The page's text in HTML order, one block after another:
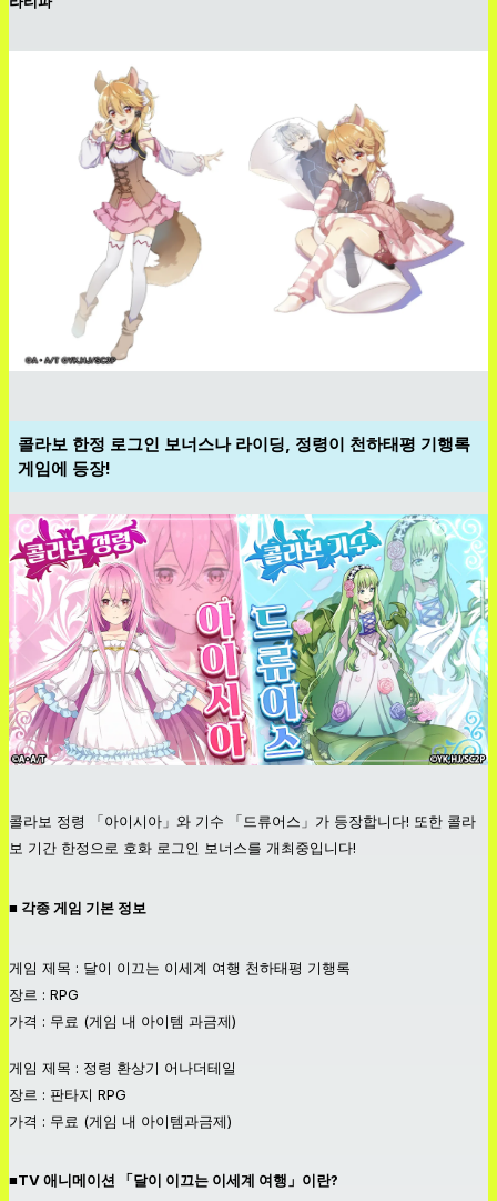
콜라보 한정 로그인 보너스나 라이딩, 정령이 천하태평 기행록
게임에 등장!
콜라보 정령 「아이시아」와 기수 「드류어스」가 등장합니다! 또한 콜라
보 기간 한정으로 호화 로그인 보너스를 개최중입니다!
■ 각종 게임 기본 정보
게임 제목 : 달이 이끄는 이세계 여행 천하태평 기행록
장르 : RPG
가격 : 무료 (게임 내 아이템 과금제)
게임 제목 : 정령 환상기 어나더테일
장르 : 판타지 RPG
가격 : 무료 (게임 내 아이템과금제)
■TV 애니메이션 「달이 이끄는 이세계 여행」이란?